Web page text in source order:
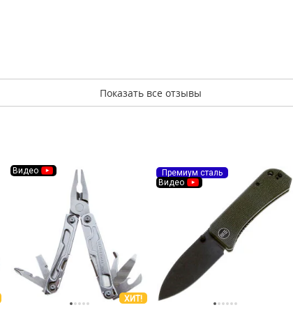
Показать все отзывы
Видео
ХИТ!
Премиум сталь
Видео